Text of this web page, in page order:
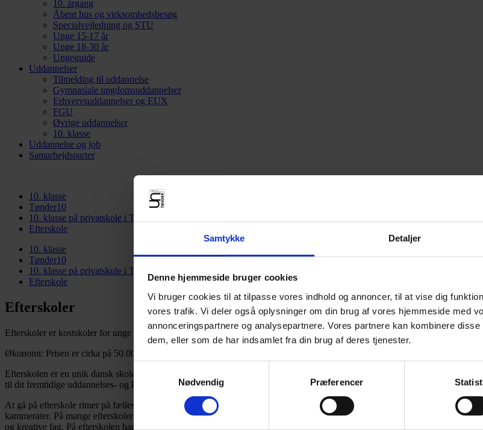
Samtykke Detaljer
Denne hjemmeside bruger cookies
Vi bruger cookies til at tilpasse vores indhold og annoncer, til at vise dig
vores trafik. Vi deler også oplysninger om din brug af vores hjemmeside med
annonceringspartnere og analysepartnere. Vores partnere kan kombinere
dem, eller som de har indsamlet fra din brug af deres tjenester.
Nødvendig
Præferencer
10. årgang
Åbent hus og virksomhedsbesøg
Specialvejledning og STU
Unge 15-17 år
Unge 18-30 år
Ungeguide
Uddannelser
Tilmelding til uddannelse
Gymnasiale ungdomsuddannelser
Erhvervsuddannelser og EUX
FGU
Øvrige uddannelser
10. klasse
Uddannelse og job
Samarbejdsparter
10. klasse
Tønder10
10. klasse på privatskole i Tønder kommune
Efterskole
10. klasse
Tønder10
10. klasse på privatskole i Tønder kommune
Efterskole
Efterskoler
Efterskoler er kostskoler for unge mellem 14 og 18 år, hvor du kan tage 8., 9. eller 10. klasse.
Økonomi: Prisen er cirka på 50.000 til 100.000 kr. i samlet egenbetaling. Elevstøtte efter husstandsindkomst.
Efterskolen er en unik dansk skoleform for unge mellem 14 og 18 år. Her bor man sammen, spiser sammen og går i skole
til dit fremtidige uddannelses- og karrierevalg.
At gå på efterskole rimer på fællesskab. Du skal tage ansvar for dig selv, og I skal tage ansvar for hinanden. Det betyder
kammerater. På mange efterskoler er du f.eks. i køkkenet en uge, hvor du bliver fritaget for en del af undervisningen. Ud
og kreative fag. På efterskolen har du mulighed for at dyrke dine interesser i et helt år. For eksempel hvis du gerne vil spille